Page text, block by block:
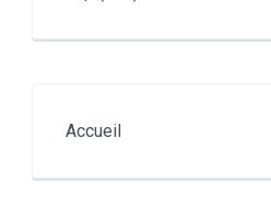
Accueil